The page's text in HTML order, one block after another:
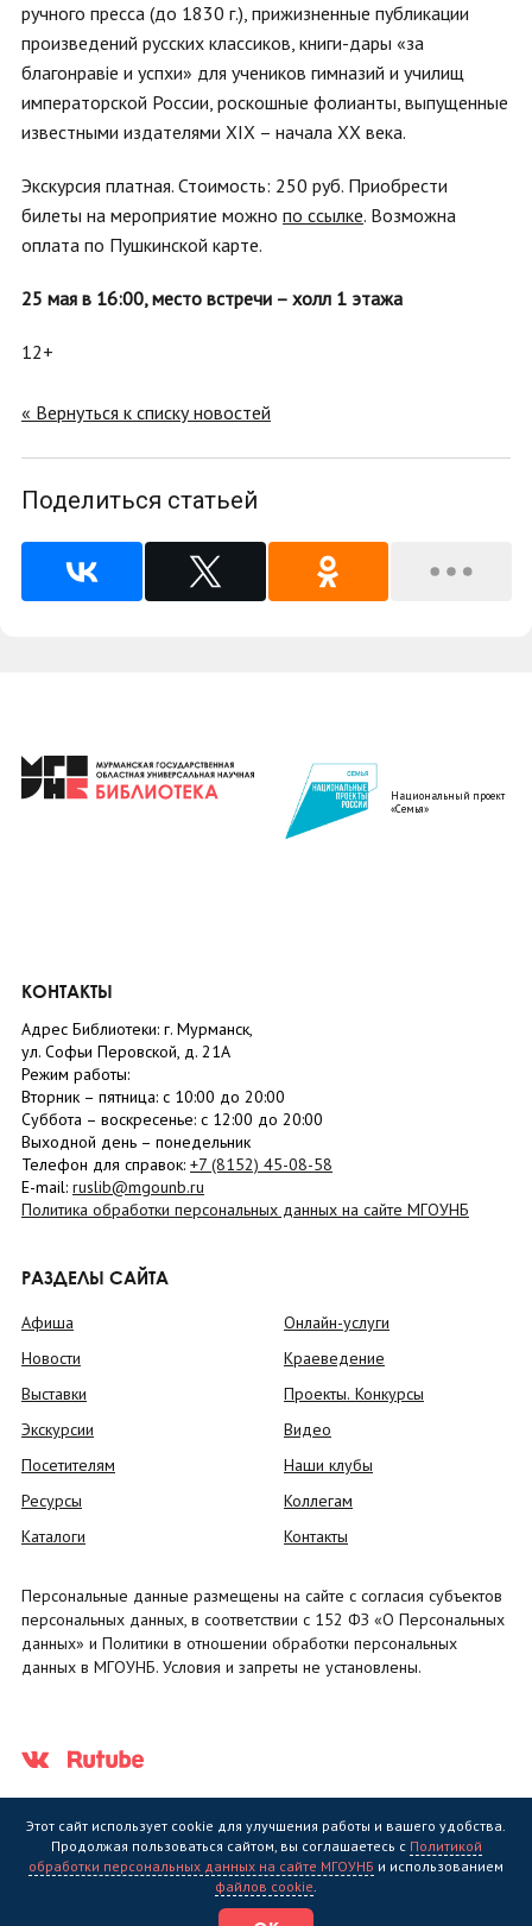
ручного пресса (до 1830 г.), прижизненные публикации
произведений русских классиков, книги-дары «за
благонравie и успѣхи» для учеников гимназий и училищ
императорской России, роскошные фолианты, выпущенные
известными издателями XIX – начала XX века.
Экскурсия платная. Стоимость: 250 руб. Приобрести
билеты на мероприятие можно по ссылке. Возможна
оплата по Пушкинской карте.
25 мая в 16:00, место встречи – холл 1 этажа
12+
« Вернуться к списку новостей
Поделиться статьей
Национальный проект
«Семья»
КОНТАКТЫ
Адрес Библиотеки: г. Мурманск,
ул. Софьи Перовской, д. 21А
Режим работы:
Вторник – пятница: с 10:00 до 20:00
Суббота – воскресенье: c 12:00 до 20:00
Выходной день – понедельник
Телефон для справок: +7 (8152) 45-08-58
E-mail: ruslib@mgounb.ru
Политика обработки персональных данных на сайте МГОУНБ
РАЗДЕЛЫ САЙТА
Афиша
Новости
Выставки
Экскурсии
Посетителям
Ресурсы
Каталоги
Онлайн-услуги
Краеведение
Проекты. Конкурсы
Видео
Наши клубы
Коллегам
Контакты
Персональные данные размещены на сайте с согласия субъектов
персональных данных, в соответствии с 152 ФЗ «О Персональных
данных» и Политики в отношении обработки персональных
данных в МГОУНБ. Условия и запреты не установлены.
Государственное областное бюджетное учреждение культуры
библиотека" (МГОУНБ) © 2006 - 2026
Этот сайт использует cookie для улучшения работы и вашего удобства.
Продолжая пользоваться сайтом, вы соглашаетесь с Политикой
обработки персональных данных на сайте МГОУНБ и использованием
файлов cookie.